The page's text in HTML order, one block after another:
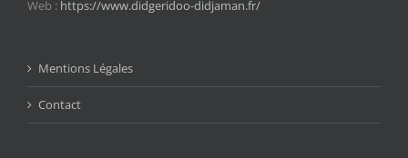
Web : https://www.didgeridoo-didjaman.fr/
Mentions Légales
Contact